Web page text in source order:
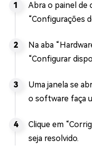
Abra o painel de
“Configurações
Na aba
“Configurar
Uma janela se
o software faça
Clique em
seja resolvido.